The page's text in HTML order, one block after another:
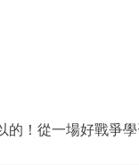
的！從一場好戰爭